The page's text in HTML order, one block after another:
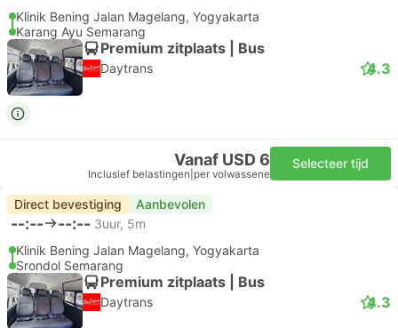
Klinik Bening Jalan Magelang, Yogyakarta
Karang Ayu Semarang
Premium zitplaats | Bus
Daytrans 4.3
Vanaf USD 6
Inclusief belastingen per volwassene
Selecteer tijd
Direct bevestiging Aanbevolen
--:-- --:-- 3uur, 5m
Klinik Bening Jalan Magelang, Yogyakarta
Srondol Semarang
Premium zitplaats | Bus
Daytrans 4.3